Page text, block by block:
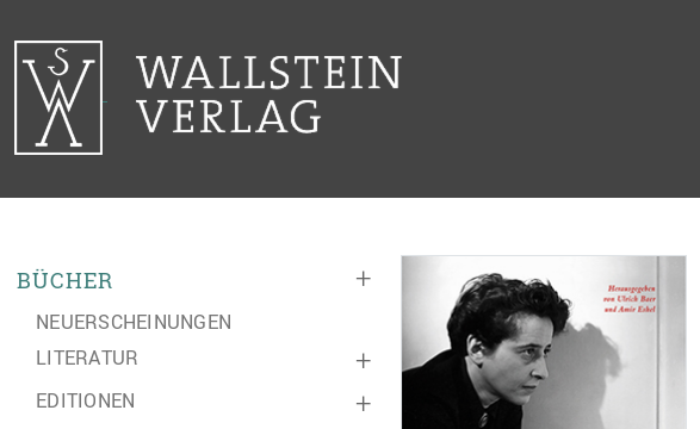
+
BÜCHER
NEUERSCHEINUNGEN
+
LITERATUR
+
EDITIONEN